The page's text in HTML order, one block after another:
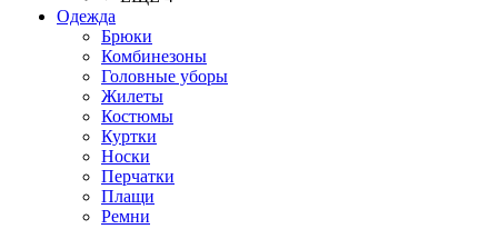
Одежда
Брюки
Комбинезоны
Головные уборы
Жилеты
Костюмы
Куртки
Носки
Перчатки
Плащи
Ремни